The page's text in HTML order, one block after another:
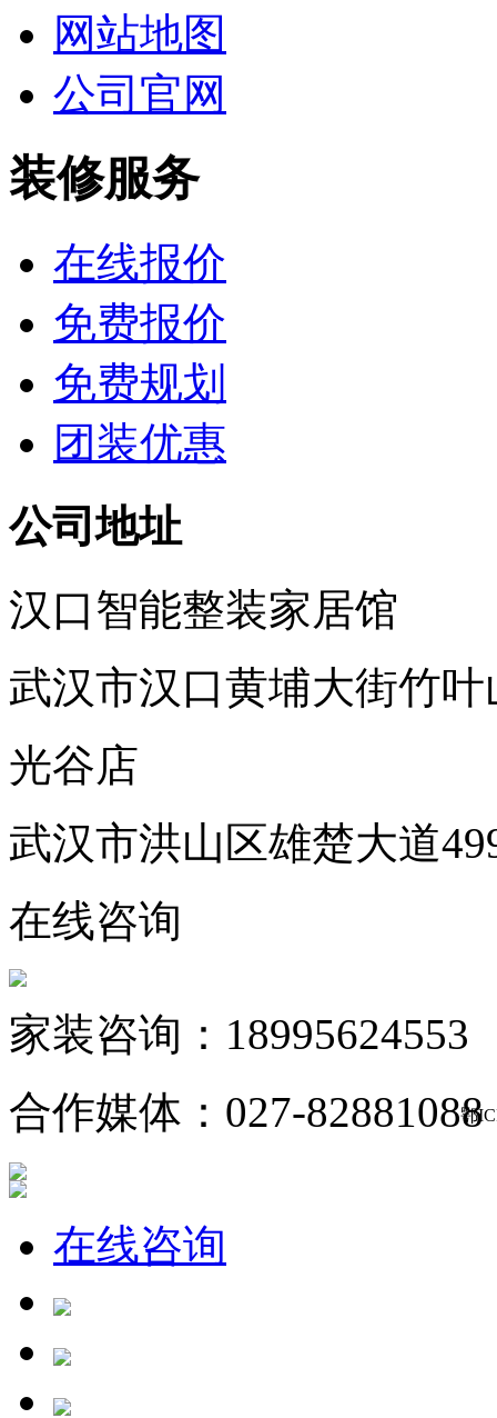
网站地图
公司官网
装修服务
在线报价
免费报价
免费规划
团装优惠
公司地址
汉口智能整装家居馆
武汉市汉口黄埔大街竹
光谷店
武汉市洪山区雄楚大道
在线咨询
家装咨询：18995624553
合作媒体：027-82881088
鄂
在线咨询